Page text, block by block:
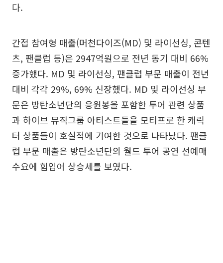
다.
간접 참여형 매출(머천다이즈(MD) 및 라이선싱, 콘텐
츠, 팬클럽 등)은 2947억원으로 전년 동기 대비 66%
증가했다. MD 및 라이선싱, 팬클럽 부문 매출이 전년
대비 각각 29%, 69% 신장했다. MD 및 라이선싱 부
문은 방탄소년단의 응원봉을 포함한 투어 관련 상품
과 하이브 뮤직그룹 아티스트들을 모티프로 한 캐릭
터 상품들이 호실적에 기여한 것으로 나타났다. 팬클
럽 부문 매출은 방탄소년단의 월드 투어 공연 선예매
수요에 힘입어 상승세를 보였다.